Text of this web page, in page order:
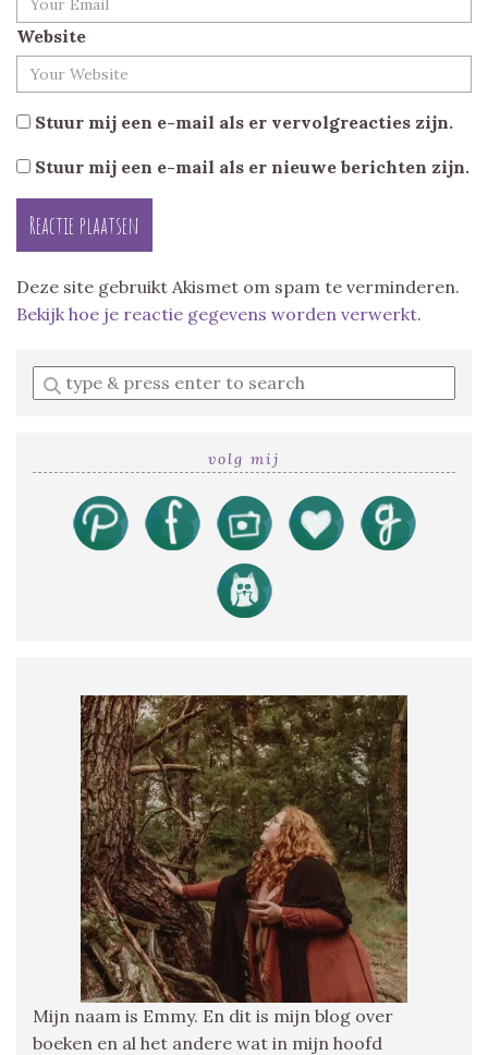
Website
Stuur mij een e-mail als er vervolgreacties zijn.
Stuur mij een e-mail als er nieuwe berichten zijn.
Deze site gebruikt Akismet om spam te verminderen.
Bekijk hoe je reactie gegevens worden verwerkt.
Enter
a
volg mij
Mijn naam is Emmy. En dit is mijn blog over
boeken en al het andere wat in mijn hoofd